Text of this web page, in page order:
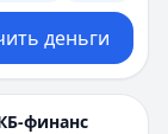
деньги
финанс